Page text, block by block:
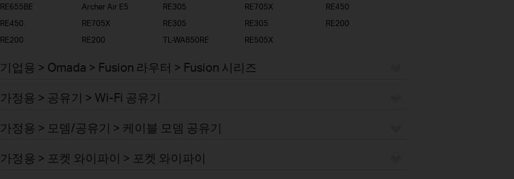
RE655BE Archer Air E5 RE305 RE705X
RE450
RE450
RE705X RE305 RE305
RE200
RE200
RE200 TL-WA850RE RE505X
기업용 > Omada > Fusion 라우터 > Fusion 시리즈
가정용 > 공유기 > Wi-Fi 공유기
가정용 > 모뎀/공유기 > 케이블 모뎀 공유기
가정용 > 포켓 와이파이 > 포켓 와이파이